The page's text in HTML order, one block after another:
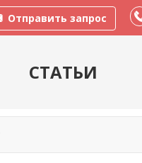
Отправить запрос
СТАТЬИ